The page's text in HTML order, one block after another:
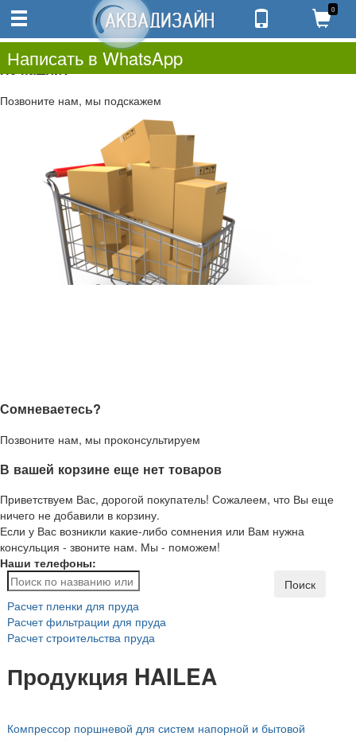
0.00
0
Не нашли?
Позвоните нам, мы подскажем
Сомневаетесь?
Позвоните нам, мы проконсультируем
В вашей корзине еще нет товаров
Приветствуем Вас, дорогой покупатель! Сожалеем, что Вы еще
ничего не добавили в корзину.
Если у Вас возникли какие-либо сомнения или Вам нужна
консульция - звоните нам. Мы - поможем!
Наши телефоны:
0
Написать в WhatsApp
Поиск
Расчет пленки для пруда
Расчет фильтрации для пруда
Расчет строительства пруда
Продукция HAILEA
Компрессор поршневой для систем напорной и бытовой